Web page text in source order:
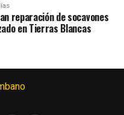
reparación de socavones
en Tierras Blancas